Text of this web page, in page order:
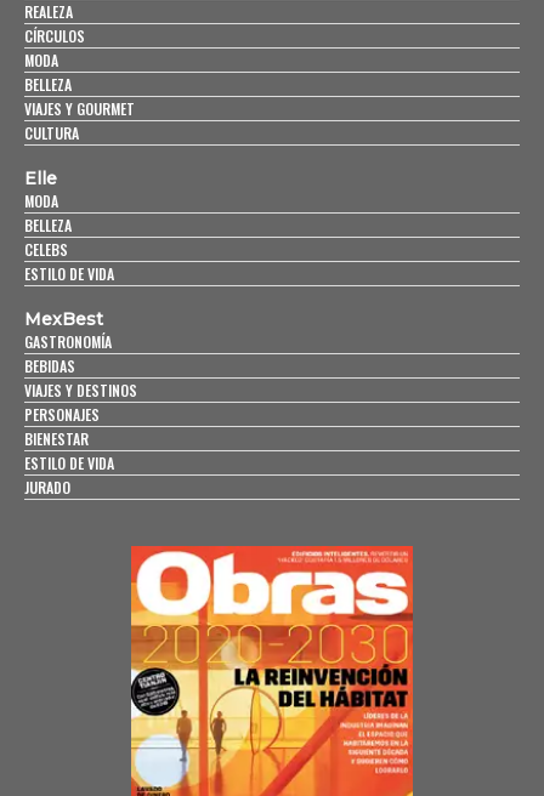
REALEZA
CÍRCULOS
MODA
BELLEZA
VIAJES Y GOURMET
CULTURA
Elle
MODA
BELLEZA
CELEBS
ESTILO DE VIDA
MexBest
GASTRONOMÍA
BEBIDAS
VIAJES Y DESTINOS
PERSONAJES
BIENESTAR
ESTILO DE VIDA
JURADO